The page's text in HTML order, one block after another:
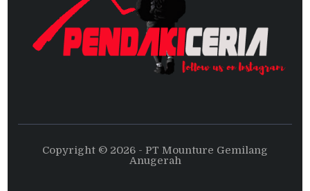
Copyright © 2026 - PT Mounture Gemilang
Anugerah